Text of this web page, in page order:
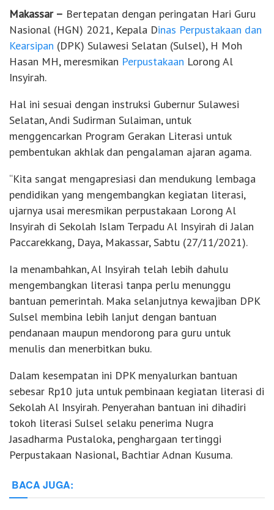
Makassar – Bertepatan dengan peringatan Hari Guru
Nasional (HGN) 2021, Kepala Dinas Perpustakaan dan
Kearsipan (DPK) Sulawesi Selatan (Sulsel), H Moh
Hasan MH, meresmikan Perpustakaan Lorong Al
Insyirah.
Hal ini sesuai dengan instruksi Gubernur Sulawesi
Selatan, Andi Sudirman Sulaiman, untuk
menggencarkan Program Gerakan Literasi untuk
pembentukan akhlak dan pengalaman ajaran agama.
“Kita sangat mengapresiasi dan mendukung lembaga
pendidikan yang mengembangkan kegiatan literasi,
ujarnya usai meresmikan perpustakaan Lorong Al
Insyirah di Sekolah Islam Terpadu Al Insyirah di Jalan
Paccarekkang, Daya, Makassar, Sabtu (27/11/2021).
Ia menambahkan, Al Insyirah telah lebih dahulu
mengembangkan literasi tanpa perlu menunggu
bantuan pemerintah. Maka selanjutnya kewajiban DPK
Sulsel membina lebih lanjut dengan bantuan
pendanaan maupun mendorong para guru untuk
menulis dan menerbitkan buku.
Dalam kesempatan ini DPK menyalurkan bantuan
sebesar Rp10 juta untuk pembinaan kegiatan literasi di
Sekolah Al Insyirah. Penyerahan bantuan ini dihadiri
tokoh literasi Sulsel selaku penerima Nugra
Jasadharma Pustaloka, penghargaan tertinggi
Perpustakaan Nasional, Bachtiar Adnan Kusuma.
BACA JUGA: